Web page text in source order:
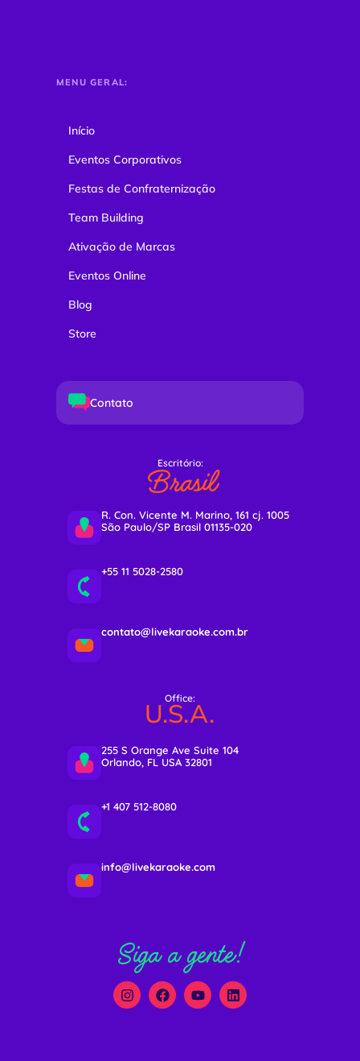
MENU GERAL:
Início
Eventos Corporativos
Festas de Confraternização
Team Building
Ativação de Marcas
Eventos Online
Blog
Store
Contato
Escritório:
Brasil
R. Con. Vicente M. Marino, 161 cj. 1005
São Paulo/SP Brasil 01135-020
+55 11 5028-2580
contato@livekaraoke.com.br
Office:
U.S.A.
255 S Orange Ave Suite 104
Orlando, FL USA 32801
+1 407 512-8080
info@livekaraoke.com
Siga a gente!